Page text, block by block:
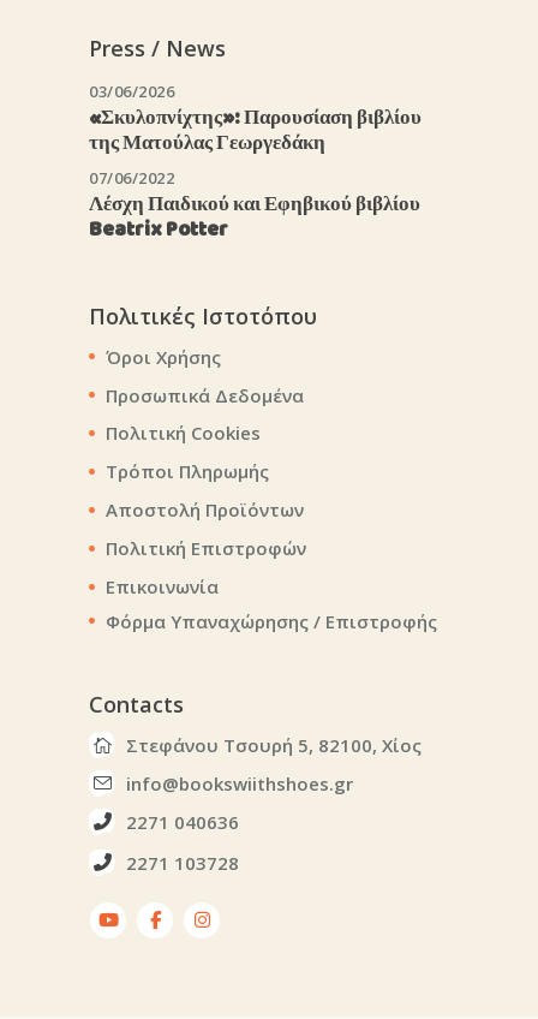
Press / News
03/06/2026
«Σκυλοπνίχτης»: Παρουσίαση βιβλίου
της Ματούλας Γεωργεδάκη
07/06/2022
Λέσχη Παιδικού και Εφηβικού βιβλίου
Beatrix Potter
Πολιτικές Ιστοτόπου
Όροι Χρήσης
Προσωπικά Δεδομένα
Πολιτική Cookies
Τρόποι Πληρωμής
Αποστολή Προϊόντων
Πολιτική Επιστροφών
Επικοινωνία
Φόρμα Υπαναχώρησης / Επιστροφής
Contacts
Στεφάνου Τσουρή 5, 82100, Χίος
info@bookswiithshoes.gr
2271 040636
2271 103728